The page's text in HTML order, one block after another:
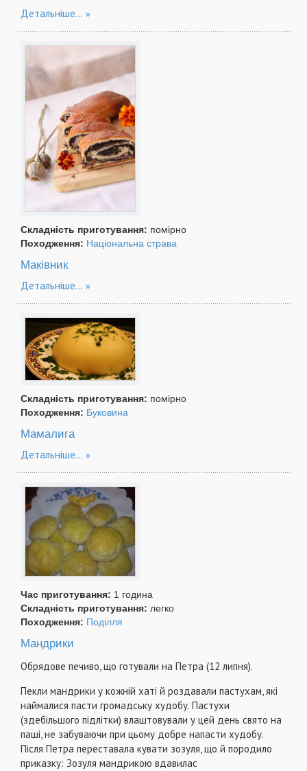
Детальніше...
Складність приготування: помірно
Походження: Національна страва
Маківник
Детальніше...
Складність приготування: помірно
Походження: Буковина
Мамалига
Детальніше...
Час приготування: 1 година
Складність приготування: легко
Походження: Поділля
Мандрики
Обрядове печиво, що готували на Петра (12 липня).
Пекли мандрики у кожній хаті й роздавали пастухам, які
наймалися пасти громадську худобу. Пастухи
(здебільшого підлітки) влаштовували у цей день свято на
паші, не забуваючи при цьому добре напасти худобу.
Після Петра переставала кувати зозуля, що й породило
приказку: Зозуля мандрикою вдавилас